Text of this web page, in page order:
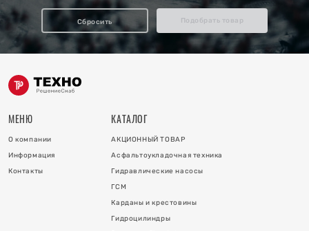
Сбросить Подобрать товар
МЕНЮ
О компании
Информация
Контакты
КАТАЛОГ
АКЦИОННЫЙ ТОВАР
Асфальтоукладочная техника
Гидравлические насосы
ГСМ
Карданы и крестовины
Гидроцилиндры